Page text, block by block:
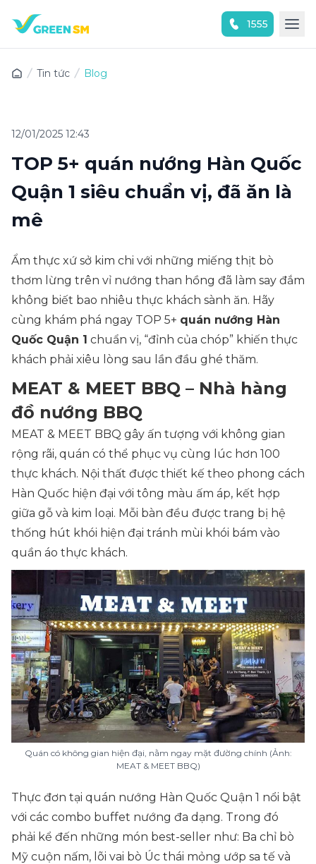
1555
Tin tức Blog
12/01/2025 12:43
TOP 5+ quán nướng Hàn Quốc
Quận 1​ siêu chuẩn vị, đã ăn là
mê
Ẩm thực xứ sở kim chi với những miếng thịt bò
thơm lừng trên vỉ nướng than hồng đã làm say đắm
không biết bao nhiêu thực khách sành ăn. Hãy
cùng khám phá ngay TOP 5+ quán nướng Hàn
Quốc Quận 1 chuẩn vị, “đỉnh của chóp” khiến thực
khách phải xiêu lòng sau lần đầu ghé thăm.
MEAT & MEET BBQ – Nhà hàng
đồ nướng BBQ
MEAT & MEET BBQ gây ấn tượng với không gian
rộng rãi, quán có thể phục vụ cùng lúc hơn 100
thực khách. Nội thất được thiết kế theo phong cách
Hàn Quốc hiện đại với tông màu ấm áp, kết hợp
giữa gỗ và kim loại. Mỗi bàn đều được trang bị hệ
thống hút khói hiện đại tránh mùi khói bám vào
quần áo thực khách.
Quán có không gian hiện đại, nằm ngay mặt đường chính (Ảnh:
MEAT & MEET BBQ)
Thực đơn tại quán nướng Hàn Quốc Quận 1 nổi bật
với các combo buffet nướng đa dạng. Trong đó
phải kể đến những món best-seller như: Ba chỉ bò
Mỹ cuộn nấm, lõi vai bò Úc thái mỏng ướp sa tế và